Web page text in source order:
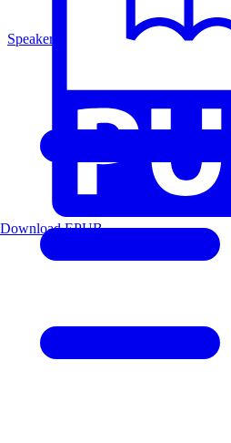
Speakers
Download EPUB